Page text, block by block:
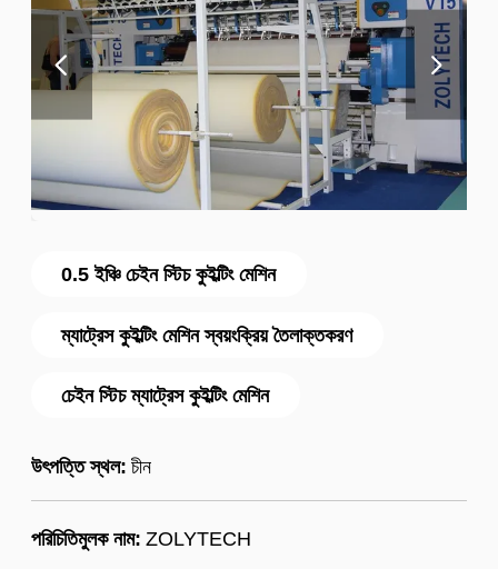
0.5 ইঞ্চি চেইন স্টিচ কুইল্টিং মেশিন
ম্যাট্রেস কুইল্টিং মেশিন স্বয়ংক্রিয় তৈলাক্তকরণ
চেইন স্টিচ ম্যাট্রেস কুইল্টিং মেশিন
উৎপত্তি স্থল: চীন
পরিচিতিমুলক নাম: ZOLYTECH